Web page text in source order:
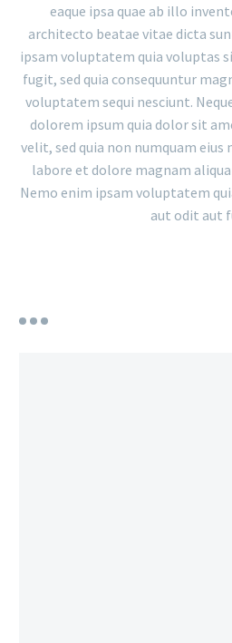
eaque ipsa quae ab illo
architecto beatae vitae dicta
ipsam voluptatem quia voluptas
fugit, sed quia consequuntur
voluptatem sequi nesciunt.
dolorem ipsum quia dolor sit
velit, sed quia non numquam
labore et dolore magnam
Nemo enim ipsam voluptatem
aut odit aut